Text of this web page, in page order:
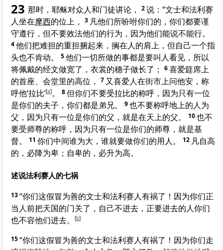
23 那时，耶稣对众人和门徒讲论， 2说： “文士和法利赛
人坐在摩西的位上， 3 凡他们所吩咐你们的，你们都要谨
守遵行，但不要效法他们的行为，因为他们能说不能行。
4他们把难担的重担捆起来，搁在人的肩上，但自己一个指
头也不肯动。
5他们一切所做的事都是要叫人看见，所以
将佩戴的经文做宽了，衣裳的穗子做长了；
6喜爱筵席上
的首座、会堂里的高位，
7 又喜爱人在街市上问他安，称
呼他‘拉比’[a]。 8但你们不要受拉比的称呼，因为只有一位
是你们的夫子，你们都是弟兄。
9也不要称呼地上的人为
父，因为只有一位是你们的父，就是在天上的父。
10也不
要受师尊的称呼，因为只有一位是你们的师尊，就是基
督。
11 你们中间谁为大，谁就要做你们的用人。 12 凡自高
的，必降为卑；自卑的，必升为高。
述说法利赛人的七祸
13“你们这假冒为善的文士和法利赛人有祸了！因为你们正
当人前把天国的门关了，自己不进去，正要进去的人你们
也不容他们进去。
[b]
15“你们这假冒为善的文士和法利赛人有祸了！因为你们走